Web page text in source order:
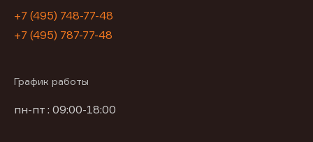
+7 (495) 748-77-48
+7 (495) 787-77-48
График работы
пн-пт : 09:00-18:00